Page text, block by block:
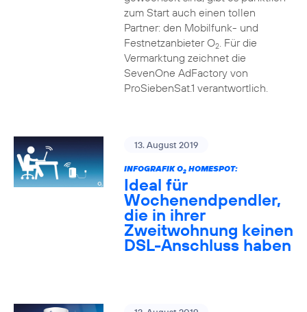
zum Start auch einen tollen
Partner: den Mobilfunk- und
Festnetzanbieter O2. Für die
Vermarktung zeichnet die
SevenOne AdFactory von
ProSiebenSat.1 verantwortlich.
13. August 2019
INFOGRAFIK O2HOMESPOT:
Ideal für
Wochenendpendler,
die in ihrer
Zweitwohnung keinen
DSL-Anschluss haben